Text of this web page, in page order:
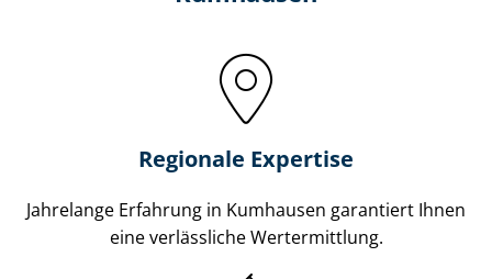
Regionale Expertise
Jahrelange Erfahrung in Kumhausen garantiert Ihnen
eine verlässliche Wertermittlung.